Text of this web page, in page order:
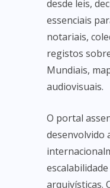
desde leis,
essenciais
notariais,
registos
Mundiais,
audiovisuais.
O portal
desenvolvido
arquivísticas.